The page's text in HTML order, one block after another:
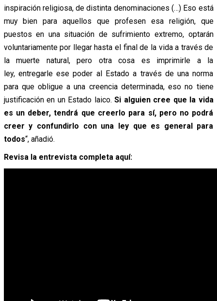
inspiración religiosa, de distinta denominaciones (…) Eso está
muy bien para aquellos que profesen esa religión, que
puestos en una situación de sufrimiento extremo, optarán
voluntariamente por llegar hasta el final de la vida a través de
la muerte natural, pero otra cosa es imprimirle a la
ley, entregarle ese poder al Estado a través de una norma
para que obligue a una creencia determinada, eso no tiene
justificación en un Estado laico. Si alguien cree que la vida
es un deber, tendrá que creerlo para sí, pero no podrá
creer y confundirlo con una ley que es general para
todos“, añadió.
Revisa la entrevista completa aquí: